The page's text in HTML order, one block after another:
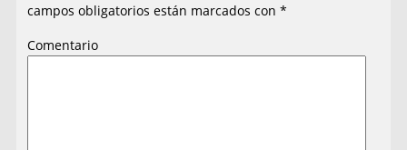
campos obligatorios están marcados con*
Comentario